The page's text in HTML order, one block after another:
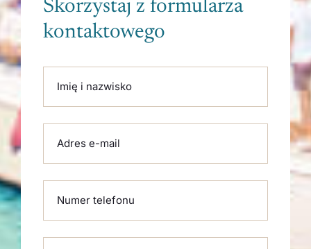
Skorzystaj z formularza
kontaktowego
Imię i nazwisko
Adres e-mail
Numer telefonu